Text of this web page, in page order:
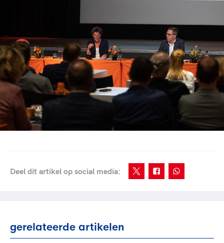
Deel dit artikel op social media:
gerelateerde artikelen